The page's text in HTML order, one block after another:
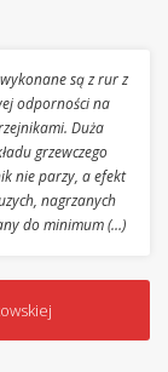
są z rur z
odporności na
Duża
grzewczego
nie parzy, a efekt
nagrzanych
do minimum (…)